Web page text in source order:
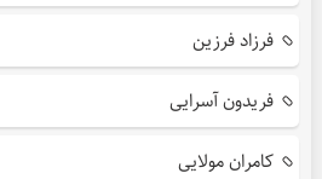
فرزاد فرزین
فریدون آسرایی
کامران مولایی